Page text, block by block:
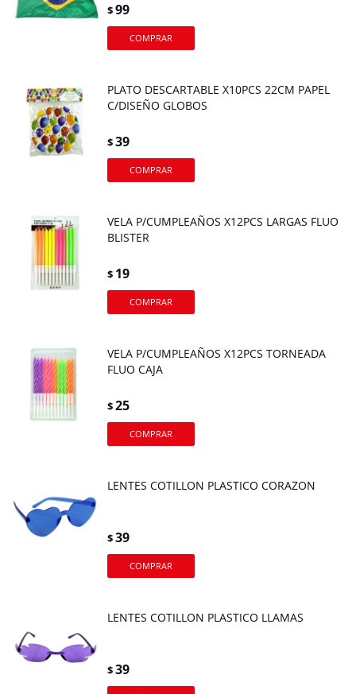
$99
PLATO DESCARTABLE X10PCS 22CM PAPEL
C/DISEÑO GLOBOS
$39
VELA P/CUMPLEAÑOS X12PCS LARGAS FLUO
BLISTER
$ 19
VELA P/CUMPLEAÑOS X12PCS TORNEADA
FLUO CAJA
$25
LENTES COTILLON PLASTICO CORAZON
$39
LENTES COTILLON PLASTICO LLAMAS
$39